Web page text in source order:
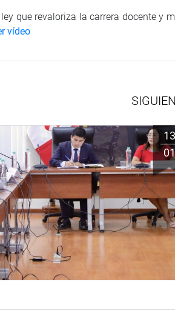
que revaloriza la carrera docente y
vídeo
13
01